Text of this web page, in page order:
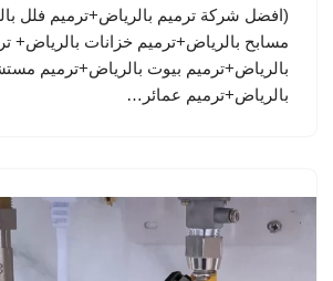
(افضل شركة ترميم بالرياض+ترميم فلل
مسابح بالرياض+ترميم خزانات بالرياض+
بالرياض+ترميم بيوت بالرياض+ترميم
بالرياض+ترميم عمائر…